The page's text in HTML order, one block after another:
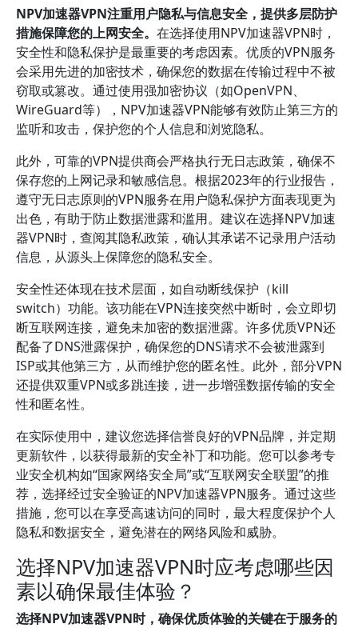
NPV加速器VPN注重用户隐私与信息安全，提供多层防护
措施保障您的上网安全。 在选择使用NPV加速器VPN时，
安全性和隐私保护是最重要的考虑因素。优质的VPN服务
会采用先进的加密技术，确保您的数据在传输过程中不被
窃取或篡改。通过使用强加密协议（如OpenVPN、
WireGuard等），NPV加速器VPN能够有效防止第三方的
监听和攻击，保护您的个人信息和浏览隐私。
此外，可靠的VPN提供商会严格执行无日志政策，确保不
保存您的上网记录和敏感信息。根据2023年的行业报告，
遵守无日志原则的VPN服务在用户隐私保护方面表现更为
出色，有助于防止数据泄露和滥用。建议在选择NPV加速
器VPN时，查阅其隐私政策，确认其承诺不记录用户活动
信息，从源头上保障您的隐私安全。
安全性还体现在技术层面，如自动断线保护（kill
switch）功能。该功能在VPN连接突然中断时，会立即切
断互联网连接，避免未加密的数据泄露。许多优质VPN还
配备了DNS泄露保护，确保您的DNS请求不会被泄露到
ISP或其他第三方，从而维护您的匿名性。此外，部分VPN
还提供双重VPN或多跳连接，进一步增强数据传输的安全
性和匿名性。
在实际使用中，建议您选择信誉良好的VPN品牌，并定期
更新软件，以获得最新的安全补丁和功能。您可以参考专
业安全机构如“国家网络安全局”或“互联网安全联盟”的推
荐，选择经过安全验证的NPV加速器VPN服务。通过这些
措施，您可以在享受高速访问的同时，最大程度保护个人
隐私和数据安全，避免潜在的网络风险和威胁。
选择NPV加速器VPN时应考虑哪些因
素以确保最佳体验？
选择NPV加速器VPN时，确保优质体验的关键在于服务的